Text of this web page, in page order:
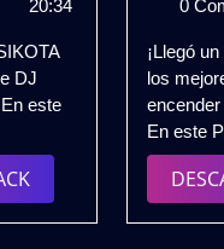
julio
2026
20:34
DJ
este
DESCARGAR
PACK
0
¡Llegó
los
En este